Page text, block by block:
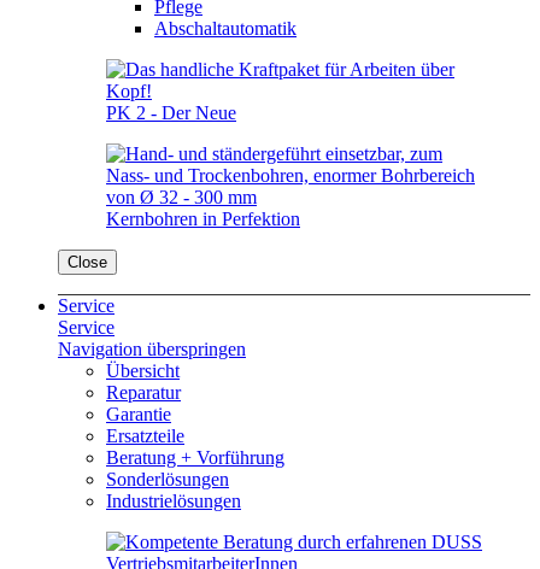
Pflege
Abschaltautomatik
PK 2 - Der Neue
Kernbohren in Perfektion
Close
Service
Service
Navigation überspringen
Übersicht
Reparatur
Garantie
Ersatzteile
Beratung + Vorführung
Sonderlösungen
Industrielösungen